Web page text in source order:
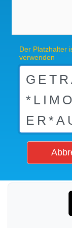
Der Platzhalter
verwenden